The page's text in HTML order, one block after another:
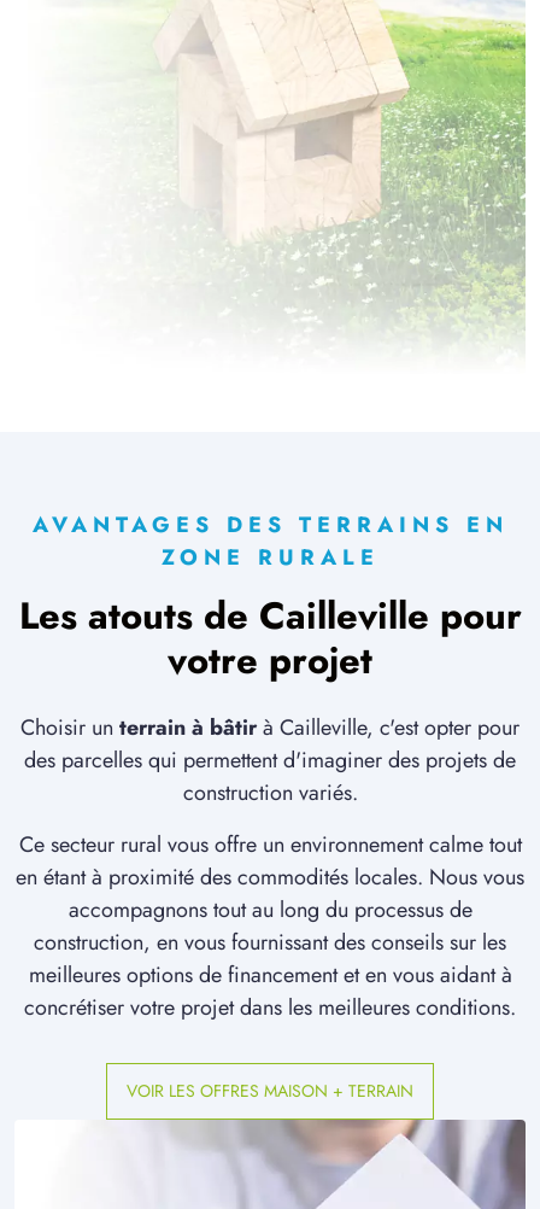
AVANTAGES DES TERRAINS EN
ZONE RURALE
Les atouts de Cailleville pour
votre projet
Choisir un terrain à bâtirà Cailleville, c'est opter pour
des parcelles qui permettent d'imaginer des projets de
construction variés.
Ce secteur rural vous offre un environnement calme tout
en étant à proximité des commodités locales. Nous vous
accompagnons tout au long du processus de
construction, en vous fournissant des conseils sur les
meilleures options de financement et en vous aidant à
concrétiser votre projet dans les meilleures conditions.
VOIR LES OFFRES MAISON + TERRAIN